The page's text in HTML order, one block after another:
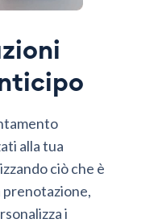
alla tua
ciò che è
prenotazione,
i